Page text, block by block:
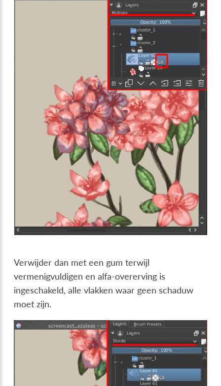
Verwijder dan met een gum terwijl
vermenigvuldigen en alfa-overerving is
ingeschakeld, alle vlakken waar geen schaduw
moet zijn.